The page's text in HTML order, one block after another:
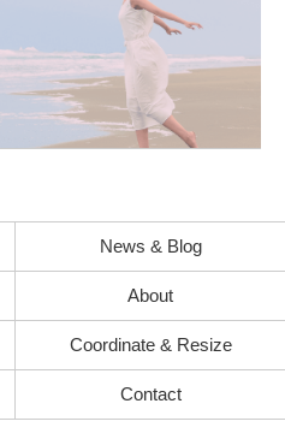
News & Blog
About
Coordinate & Resize
Contact